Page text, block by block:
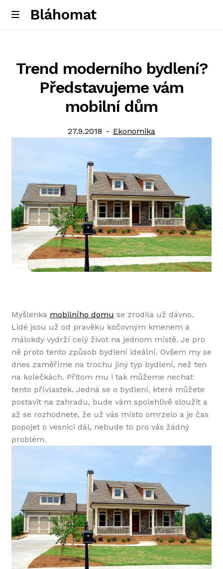
Skip
Skip
M
Bláhomat
Trend moderního bydlení?
Představujeme vám
mobilní dům
Posted
27.9.2018 Category:
Ekonomika
Myšlenka mobilního domu se zrodila už dávno.
Lidé jsou už od pravěku kočovným kmenem a
málokdy vydrží celý život na jednom místě. Je pro
ně proto tento způsob bydlení ideální. Ovšem my se
dnes zaměříme na trochu jiný typ bydlení, než ten
na kolečkách. Přitom mu i tak můžeme nechat
tento přívlastek. Jedná se o bydlení, které můžete
postavit na zahradu, bude vám spolehlivě sloužit a
až se rozhodnete, že už vás místo omrzelo a je čas
popojet o vesnici dál, nebude to pro vás žádný
problém.